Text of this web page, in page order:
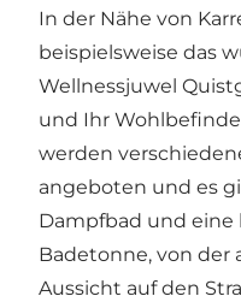
In der Nähe von
beispielsweise das
Wellnessjuwel
und Ihr
werden
angeboten und es
Dampfbad und
Badetonne, von der
Aussicht auf den